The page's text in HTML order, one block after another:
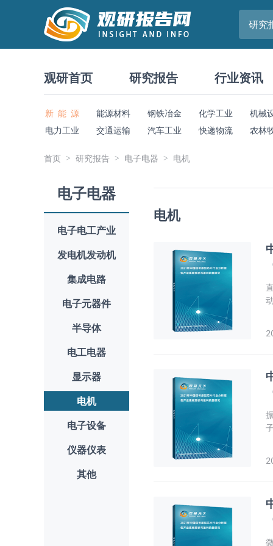
研究
观研首页 研究报告 行业资讯
新 能 源 能源材料 钢铁冶金 化学工业
机械
电力工业
交通运输 汽车工业 快递物流 农林
首页 研究报告 电子电器 电机
电子电器
电子电工产业
发电机发动机
集成电路
电子元器件
半导体
电工电器
显示器
电机
电子设备
仪器仪表
其他
电机